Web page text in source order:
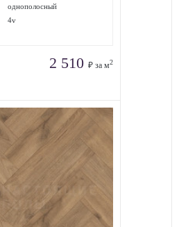
однополосный
4v
2 510 ₽ за м2